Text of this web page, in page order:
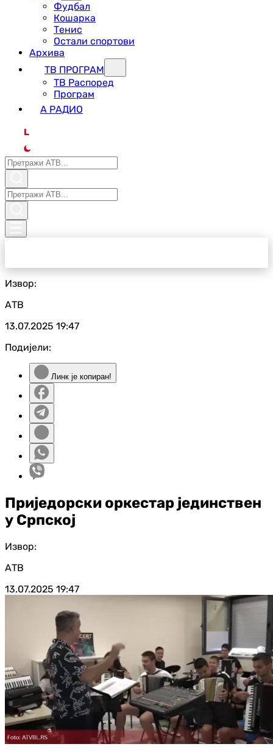
Фудбал
Кошарка
Тенис
Остали спортови
Архива
ТВ ПРОГРАМ
ТВ Распоред
Програм
А РАДИО
L
Извор:
АТВ
13.07.2025 19:47
Подијели:
Линк је копиран!
Приједорски оркестар јединствен
у Српској
Извор:
АТВ
13.07.2025 19:47